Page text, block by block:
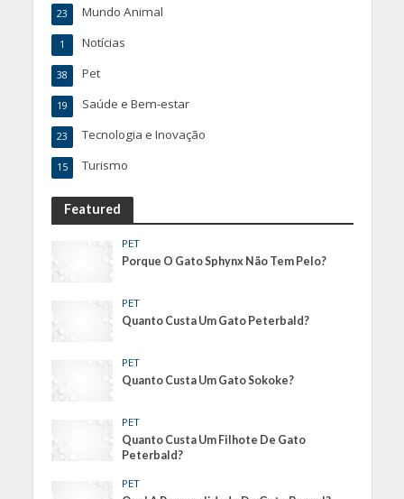
Mundo Animal
23
Notícias
1
Pet
38
Saúde e Bem-estar
19
Tecnologia e Inovação
23
Turismo
15
Featured
PET
Porque O Gato Sphynx Não Tem Pelo?
PET
Quanto Custa Um Gato Peterbald?
PET
Quanto Custa Um Gato Sokoke?
PET
Quanto Custa Um Filhote De Gato
Peterbald?
PET